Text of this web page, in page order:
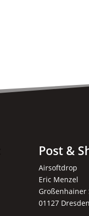
Post &
Airsoftdrop
Eric Menzel
Großenhainer
01127 Dresden